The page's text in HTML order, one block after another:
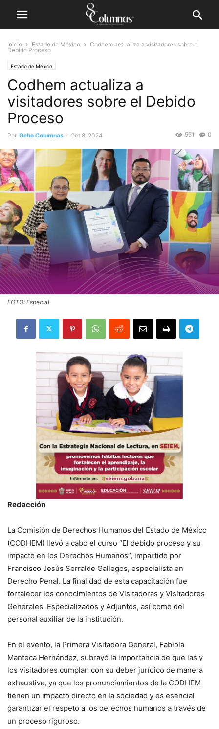
Inicio Estado de México
Codhem actualiza a visitadores sobre el
Debido Proceso
Estado de México
Codhem actualiza a
visitadores sobre el Debido
Proceso
Por Ocho Columnas - Oct 8, 2024 0
551
FOTO: Especial
Redacción
La Comisión de Derechos Humanos del Estado de México
(CODHEM) llevó a cabo el curso “El debido proceso y su
impacto en los Derechos Humanos”, impartido por
Francisco Jesús Serralde Gallegos, especialista en
Derecho Penal. La finalidad de esta capacitación fue
fortalecer los conocimientos de Visitadoras y Visitadores
Generales, Especializados y Adjuntos, así como del
personal auxiliar de la institución.
En el evento, la Primera Visitadora General, Fabiola
Manteca Hernández, subrayó la importancia de que las y
los visitadores cumplan con su deber jurídico de manera
exhaustiva, ya que los pronunciamientos de la CODHEM
tienen un impacto directo en la sociedad y es esencial
garantizar el respeto a los derechos humanos a través de
un proceso riguroso.